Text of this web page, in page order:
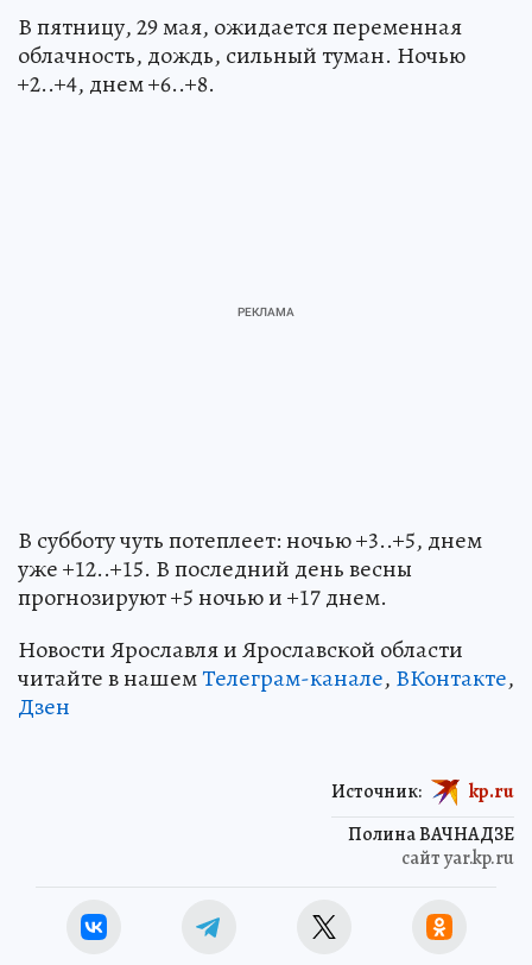
В пятницу, 29 мая, ожидается переменная
облачность, дождь, сильный туман. Ночью
+2..+4, днем +6..+8.
В субботу чуть потеплеет: ночью +3..+5, днем
уже +12..+15. В последний день весны
прогнозируют +5 ночью и +17 днем.
Новости Ярославля и Ярославской области
читайте в нашемТелеграм-канале, ВКонтакте,
Дзен
Полина ВАЧНАДЗЕ
сайт yar.kp.ru
Источник: kp.ru